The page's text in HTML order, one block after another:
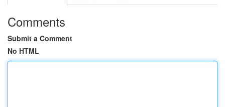
Comments
Submit a Comment
No HTML